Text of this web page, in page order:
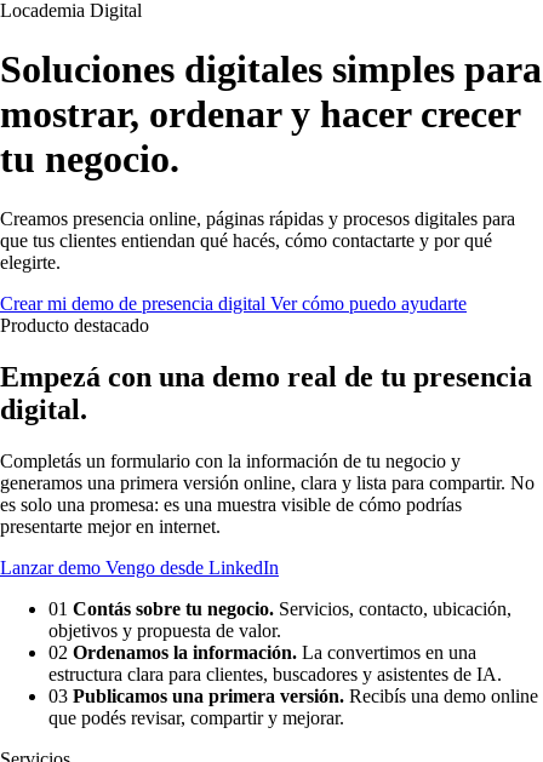
Locademia Digital
Soluciones digitales simples para
mostrar, ordenar y hacer crecer
tu negocio.
Creamos presencia online, páginas rápidas y procesos digitales para
que tus clientes entiendan qué hacés, cómo contactarte y por qué
elegirte.
Crear mi demo de presencia digital Ver cómo puedo ayudarte
Producto destacado
Empezá con una demo real de tu presencia
digital.
Completás un formulario con la información de tu negocio y
generamos una primera versión online, clara y lista para compartir. No
es solo una promesa: es una muestra visible de cómo podrías
presentarte mejor en internet.
Lanzar demo Vengo desde LinkedIn
01 Contás sobre tu negocio. Servicios, contacto, ubicación,
objetivos y propuesta de valor.
02 Ordenamos la información. La convertimos en una
estructura clara para clientes, buscadores y asistentes de IA.
03 Publicamos una primera versión. Recibís una demo online
que podés revisar, compartir y mejorar.